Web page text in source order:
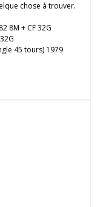
chose à trouver.
8M + CF 32G
45 tours) 1979